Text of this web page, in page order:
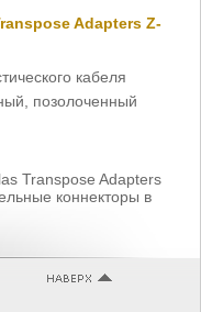
Adapters Z-
кабеля
позолоченный
Transpose Adapters
коннекторы в